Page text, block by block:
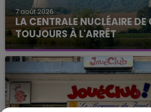
7 août 2026
LA CENTRALE NUCLÉAIRE DE
TOUJOURS À L'ARRÊT
Cela fait déjà une semaine que
nucléaire ardennaise est à
justifiée par la sécheresse
présente.